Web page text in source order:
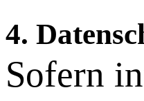
4.
Sofern